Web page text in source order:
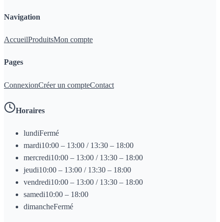
Navigation
AccueilProduitsMon compte
Pages
ConnexionCréer un compteContact
Horaires
lundiFermé
mardi10:00 – 13:00 / 13:30 – 18:00
mercredi10:00 – 13:00 / 13:30 – 18:00
jeudi10:00 – 13:00 / 13:30 – 18:00
vendredi10:00 – 13:00 / 13:30 – 18:00
samedi10:00 – 18:00
dimancheFermé